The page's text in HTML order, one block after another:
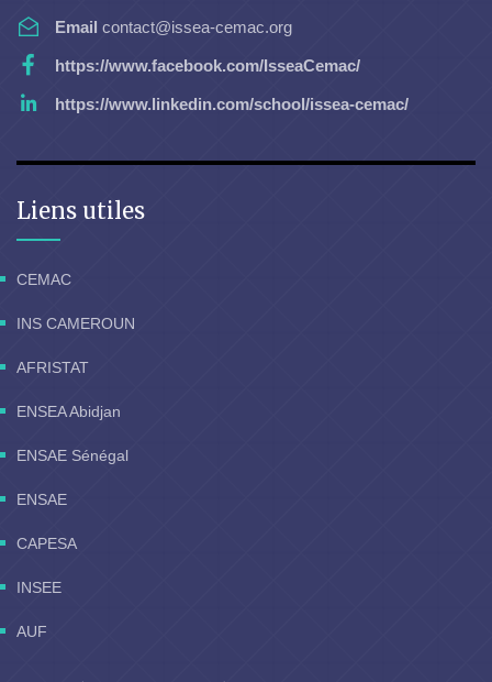
Email contact@issea-cemac.org
https://www.facebook.com/IsseaCemac/
https://www.linkedin.com/school/issea-cemac/
Liens utiles
CEMAC
INS CAMEROUN
AFRISTAT
ENSEA Abidjan
ENSAE Sénégal
ENSAE
CAPESA
INSEE
AUF